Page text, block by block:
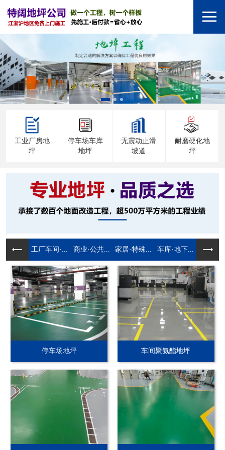
工业厂房地
坪
停车场车库
地坪
无震动止滑
坡道
耐磨硬化地
坪
工厂车间·... 商业·公共... 家居·特殊... 车库·地下...
停车场地坪 车间聚氨酯地坪